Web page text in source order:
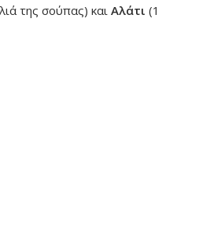
της σούπας) καιΑλάτι (1